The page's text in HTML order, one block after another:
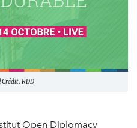
: RDD
Open Diplomacy